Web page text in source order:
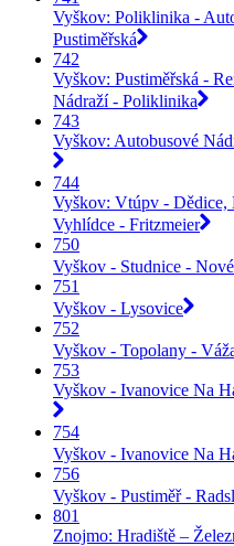
Vyškov: Poliklinika -
Pustiměřská
742
Vyškov: Pustiměřská -
Nádraží - Poliklinika
743
Vyškov: Autobusové
744
Vyškov: Vtúpv - Dědice,
Vyhlídce - Fritzmeier
750
Vyškov - Studnice -
751
Vyškov - Lysovice
752
Vyškov - Topolany -
753
Vyškov - Ivanovice Na
754
Vyškov - Ivanovice Na
756
Vyškov - Pustiměř -
801
Znojmo: Hradiště –